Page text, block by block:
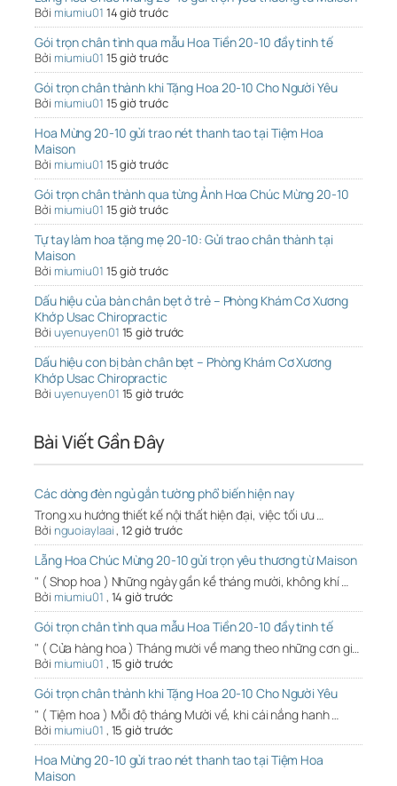
Bởi miumiu01 14 giờ trước
Gói trọn chân tình qua mẫu Hoa Tiền 20-10 đầy tinh tế
Bởi miumiu01 15 giờ trước
Gói trọn chân thành khi Tặng Hoa 20-10 Cho Người Yêu
Bởi miumiu01 15 giờ trước
Hoa Mừng 20-10 gửi trao nét thanh tao tại Tiệm Hoa
Maison
Bởi miumiu01 15 giờ trước
Gói trọn chân thành qua từng Ảnh Hoa Chúc Mừng 20-10
Bởi miumiu01 15 giờ trước
Tự tay làm hoa tặng mẹ 20-10: Gửi trao chân thành tại
Maison
Bởi miumiu01 15 giờ trước
Dấu hiệu của bàn chân bẹt ở trẻ – Phòng Khám Cơ Xương
Khớp Usac Chiropractic
Bởi uyenuyen01 15 giờ trước
Dấu hiệu con bị bàn chân bẹt – Phòng Khám Cơ Xương
Khớp Usac Chiropractic
Bởi uyenuyen01 15 giờ trước
Bài Viết Gần Đây
Các dòng đèn ngủ gắn tường phổ biến hiện nay
Trong xu hướng thiết kế nội thất hiện đại, việc tối ưu …
Bởi nguoiaylaai,12 giờ trước
Lẵng Hoa Chúc Mừng 20-10 gửi trọn yêu thương từ Maison
" ( Shop hoa ) Những ngày gần kề tháng mười, không khí …
Bởi miumiu01 , 14 giờ trước
Gói trọn chân tình qua mẫu Hoa Tiền 20-10 đầy tinh tế
" ( Cửa hàng hoa ) Tháng mười về mang theo những cơn gi…
Bởi miumiu01 , 15 giờ trước
Gói trọn chân thành khi Tặng Hoa 20-10 Cho Người Yêu
" ( Tiệm hoa ) Mỗi độ tháng Mười về, khi cái nắng hanh …
Bởi miumiu01 , 15 giờ trước
Hoa Mừng 20-10 gửi trao nét thanh tao tại Tiệm Hoa
Maison